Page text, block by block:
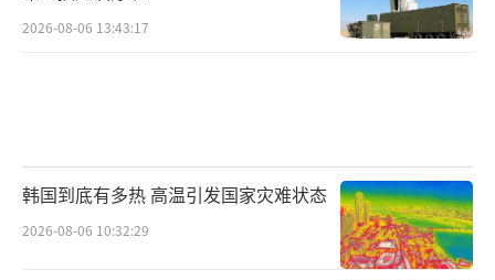
2026-08-06 13:43:17
韩国到底有多热 高温引发国家灾难状态
2026-08-06 10:32:29